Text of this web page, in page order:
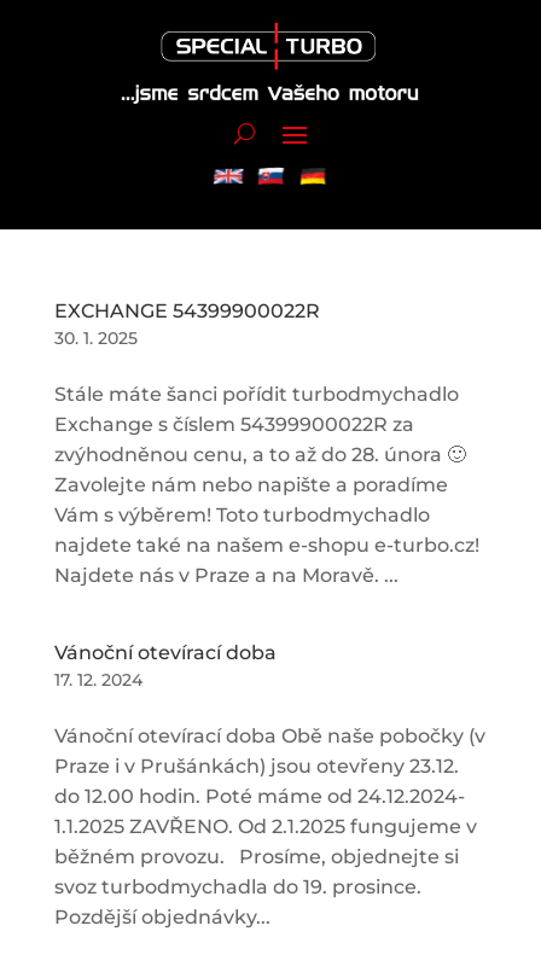
EXCHANGE 54399900022R
30. 1. 2025
Stále máte šanci pořídit turbodmychadlo
Exchange s číslem 54399900022R za
zvýhodněnou cenu, a to až do 28. února 🙂
Zavolejte nám nebo napište a poradíme
Vám s výběrem! Toto turbodmychadlo
najdete také na našem e-shopu e-turbo.cz!
Najdete nás v Praze a na Moravě. ...
Vánoční otevírací doba
17. 12. 2024
Vánoční otevírací doba Obě naše pobočky (v
Praze i v Prušánkách) jsou otevřeny 23.12.
do 12.00 hodin. Poté máme od 24.12.2024-
1.1.2025 ZAVŘENO. Od 2.1.2025 fungujeme v
běžném provozu. Prosíme, objednejte si
svoz turbodmychadla do 19. prosince.
Pozdější objednávky...